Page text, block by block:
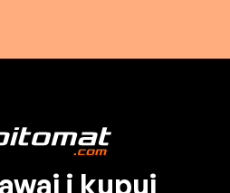
i kupuj